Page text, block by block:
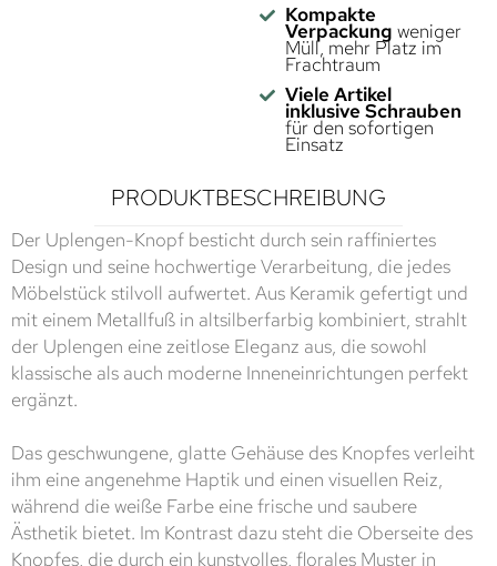
Kompakte
Verpackung weniger
Müll, mehr Platz im
Frachtraum
Viele Artikel
inklusive Schrauben
für den sofortigen
Einsatz
PRODUKTBESCHREIBUNG
Der Uplengen-Knopf besticht durch sein raffiniertes
Design und seine hochwertige Verarbeitung, die jedes
Möbelstück stilvoll aufwertet. Aus Keramik gefertigt und
mit einem Metallfuß in altsilberfarbig kombiniert, strahlt
der Uplengen eine zeitlose Eleganz aus, die sowohl
klassische als auch moderne Inneneinrichtungen perfekt
ergänzt.
Das geschwungene, glatte Gehäuse des Knopfes verleiht
ihm eine angenehme Haptik und einen visuellen Reiz,
während die weiße Farbe eine frische und saubere
Ästhetik bietet. Im Kontrast dazu steht die Oberseite des
Knopfes, die durch ein kunstvolles, florales Muster in